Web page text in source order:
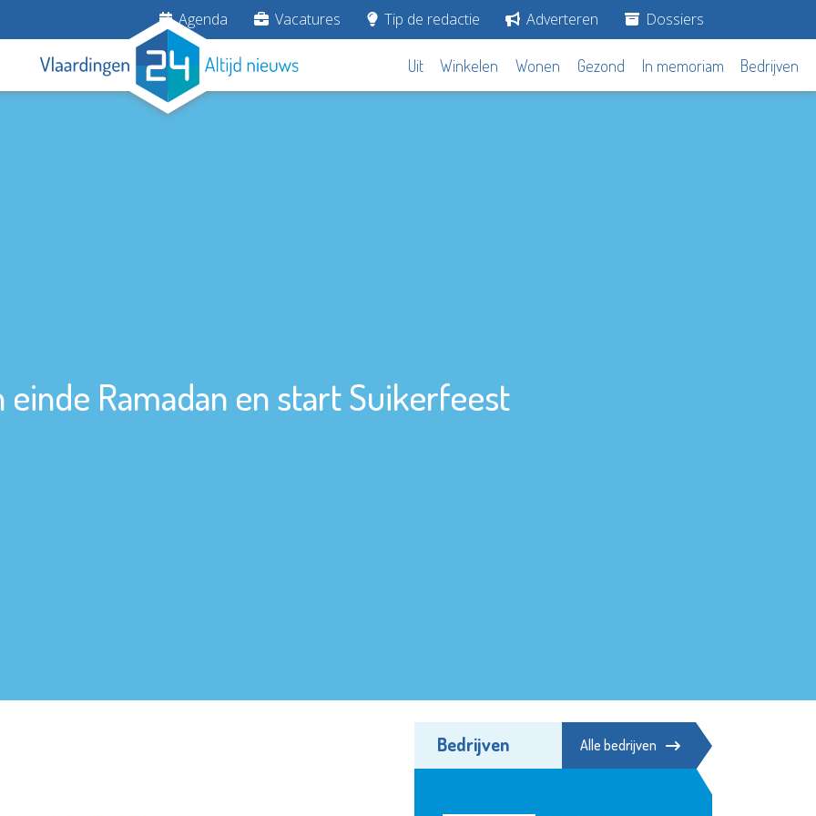
Agenda Vacatures Tip de redactie Adverteren Dossiers
Uit Winkelen Wonen Gezond In memoriam Bedrijven
einde Ramadan en start Suikerfeest
Bedrijven Alle bedrijven